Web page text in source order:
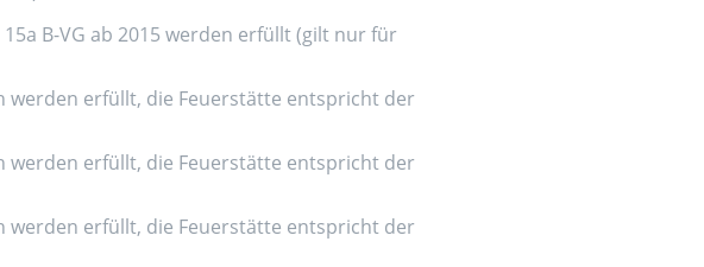
B-VG ab 2015 werden erfüllt (gilt nur für
werden erfüllt, die Feuerstätte entspricht der
werden erfüllt, die Feuerstätte entspricht der
werden erfüllt, die Feuerstätte entspricht der